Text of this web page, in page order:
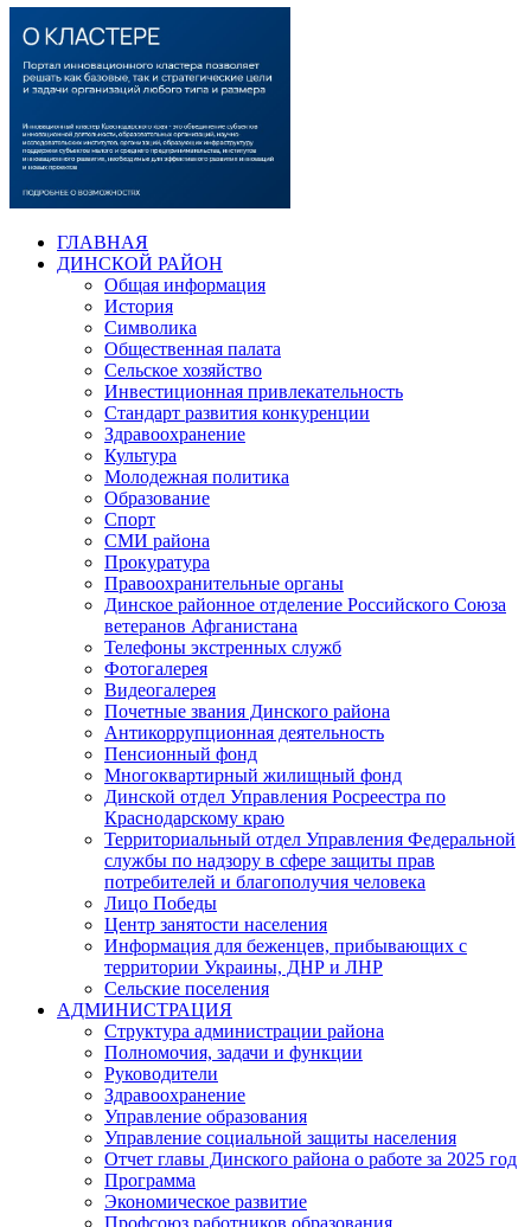
ГЛАВНАЯ
ДИНСКОЙ РАЙОН
Общая информация
История
Символика
Общественная палата
Сельское хозяйство
Инвестиционная привлекательность
Стандарт развития конкуренции
Здравоохранение
Культура
Молодежная политика
Образование
Спорт
СМИ района
Прокуратура
Правоохранительные органы
Динское районное отделение Российского Союза
ветеранов Афганистана
Телефоны экстренных служб
Фотогалерея
Видеогалерея
Почетные звания Динского района
Антикоррупционная деятельность
Пенсионный фонд
Многоквартирный жилищный фонд
Динской отдел Управления Росреестра по
Краснодарскому краю
Территориальный отдел Управления Федеральной
службы по надзору в сфере защиты прав
потребителей и благополучия человека
Лицо Победы
Центр занятости населения
Информация для беженцев, прибывающих с
территории Украины, ДНР и ЛНР
Сельские поселения
АДМИНИСТРАЦИЯ
Структура администрации района
Полномочия, задачи и функции
Руководители
Здравоохранение
Управление образования
Управление социальной защиты населения
Отчет главы Динского района о работе за 2025 год
Программа
Экономическое развитие
Профсоюз работников образования